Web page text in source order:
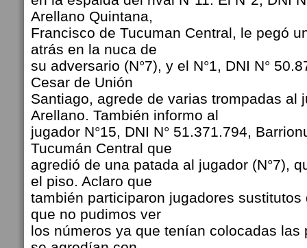
Arellano Quintana,
Francisco de Tucuman Central, le pegó
atrás en la nuca de
su adversario (N°7), y el N°1, DNI N°
Cesar de Unión
Santiago, agrede de varias trompadas al
Arellano. También informo al
jugador N°15, DNI N° 51.371.794,
Tucumán Central que
agredió de una patada al jugador (N°7),
el piso. Aclaro que
también participaron jugadores
que no pudimos ver
los números ya que tenían colocadas las